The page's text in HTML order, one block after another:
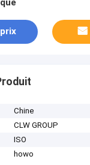
Chine
CLW GROUP
ISO
howo